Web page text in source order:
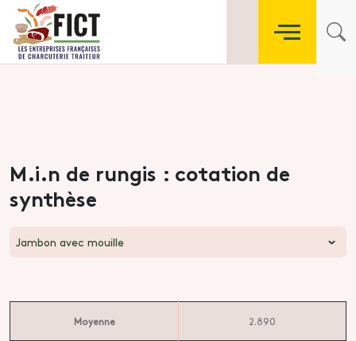
M.i.n de rungis : cotation de
synthèse
Jambon avec mouille
Moyenne 2.890